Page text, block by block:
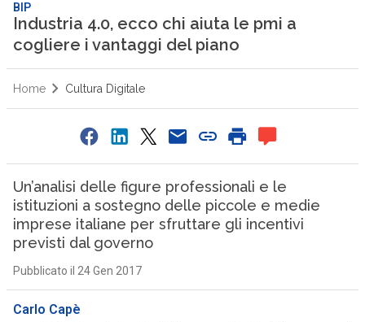
BIP
Industria 4.0, ecco chi aiuta le pmi a
cogliere i vantaggi del piano
Home Cultura Digitale
Un’analisi delle figure professionali e le
istituzioni a sostegno delle piccole e medie
imprese italiane per sfruttare gli incentivi
previsti dal governo
Pubblicato il 24 Gen 2017
Carlo Capè